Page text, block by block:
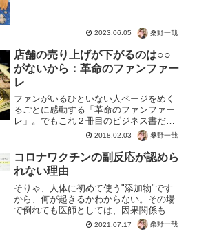
2023.06.05 桑野一哉
店舗の売り上げが下がるのは○○
がないから：革命のファンファー
レ
ファンがいるひといない人ページをめく
るごとに感動する「革命のファンファー
レ」。でもこれ２冊目のビジネス書だと
いうのだから驚き。この中に、「人気」
と「認知」という話がでていて、文春砲
でのベッキーさんとゲスの極み乙女の川
谷絵音さんの話がでてるん...
2018.02.03 桑野一哉
コロナワクチンの副反応が認めら
れない理由
そりゃ、人体に初めて使う"添加物"です
から、何が起きるかわからない。その場
で倒れても医師としては、因果関係も分
かりようがないのですね。結果的に血栓
に関する有害事象が多かったとしても、
2021.07.17 桑野一哉